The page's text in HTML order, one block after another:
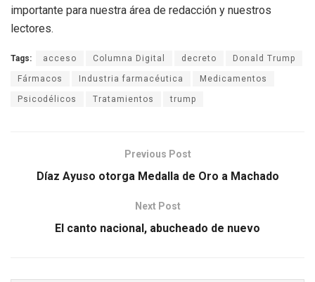
importante para nuestra área de redacción y nuestros
lectores.
Tags: acceso Columna Digital decreto Donald Trump
Fármacos Industria farmacéutica Medicamentos
Psicodélicos Tratamientos trump
Previous Post
Díaz Ayuso otorga Medalla de Oro a Machado
Next Post
El canto nacional, abucheado de nuevo